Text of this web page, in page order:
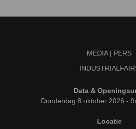
MEDIA | PERS
Data &
Donderdag 8 oktober 2026 -
Locatie